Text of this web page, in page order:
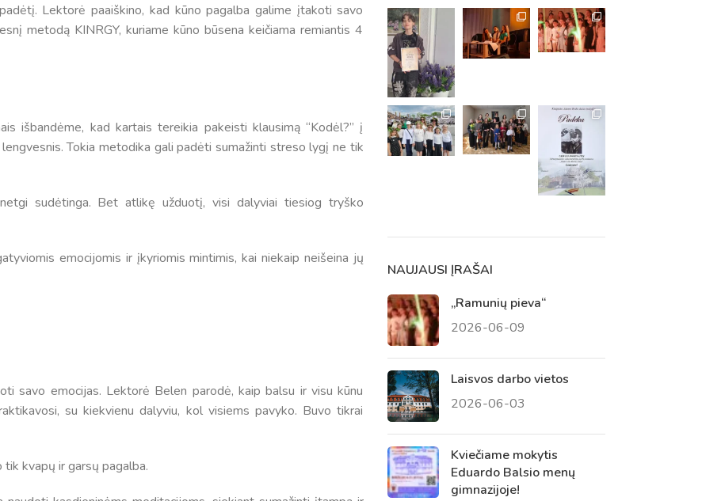
Tvarkaraščiai
Pradinių klasių pamokų tvarkaraštis 2025-2026 m. m.
Netradicinio ugdymo dienos, atvirų durų dienos, tėvų susirinkimai
2025 - 2026 mokslo metų netradicinio ugdymo dienos, atvirų durų dienos, tėvų
Veiklos ir renginių planas
2025 - 2026 mokslo metų veiklos ir enginių planas
Lektorė paaiškino, kad kūno pagalba galime įtakoti savo
metodą KINRGY, kuriame kūno būsena keičiama remiantis 4
išbandėme, kad kartais tereikia pakeisti klausimą “Kodėl?” į
Tokia metodika gali padėti sumažinti streso lygį ne tik
sudėtinga. Bet atlikę užduotį, visi dalyviai tiesiog tryško
emocijomis ir įkyriomis mintimis, kai niekaip neišeina jų
savo emocijas. Lektorė Belen parodė, kaip balsu ir visu kūnu
su kiekvienu dalyviu, kol visiems pavyko. Buvo tikrai
kvapų ir garsų pagalba.
NAUJAUSI ĮRAŠAI
„Ramunių pieva“
2026-06-09
Laisvos darbo vietos
2026-06-03
Kviečiame mokytis
Eduardo Balsio menų
gimnazijoje!